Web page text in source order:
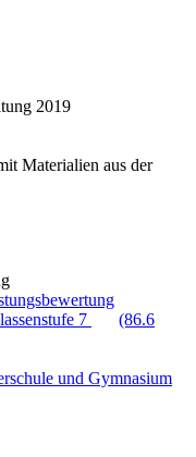
2019
Materialien aus der
7
(86.6
und Gymnasium